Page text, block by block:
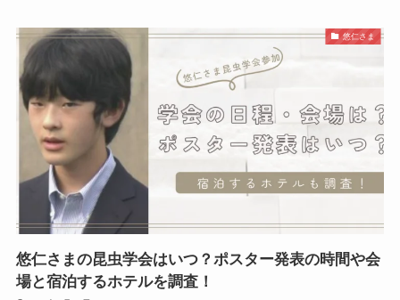
悠仁さま
悠仁さまの昆虫学会はいつ？ポスター発表の時間や会
場と宿泊するホテルを調査！